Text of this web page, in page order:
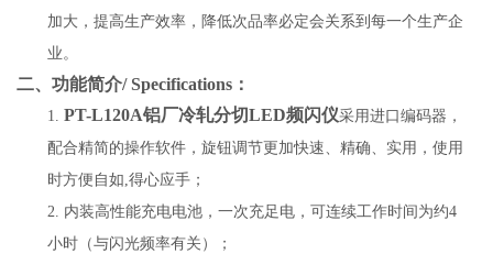
加大，提高生产效率，降低次品率必定会关系到每一个生产企
业。
二、功能简介/ Specifications：
1. PT-L120A铝厂冷轧分切LED频闪仪采用进口编码器，
配合精简的操作软件，旋钮调节更加快速、精确、实用，使用
时方便自如,得心应手；
2. 内装高性能充电电池，一次充足电，可连续工作时间为约4
小时（与闪光频率有关）；